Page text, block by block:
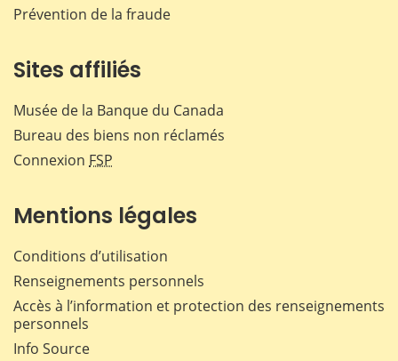
Prévention de la fraude
Sites affiliés
Musée de la Banque du Canada
Bureau des biens non réclamés
Connexion FSP
Mentions légales
Conditions d’utilisation
Renseignements personnels
Accès à l’information et protection des renseignements
personnels
Info Source